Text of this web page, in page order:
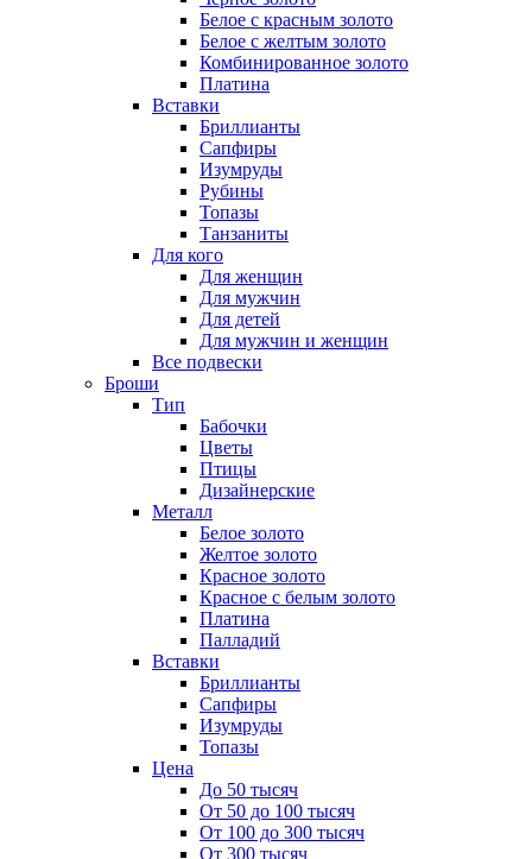
Белое с красным золото
Белое с желтым золото
Комбинированное золото
Платина
Вставки
Бриллианты
Сапфиры
Изумруды
Рубины
Топазы
Танзаниты
Для кого
Для женщин
Для мужчин
Для детей
Для мужчин и женщин
Все подвески
Броши
Тип
Бабочки
Цветы
Птицы
Дизайнерские
Металл
Белое золото
Желтое золото
Красное золото
Красное с белым золото
Платина
Палладий
Вставки
Бриллианты
Сапфиры
Изумруды
Топазы
Цена
До 50 тысяч
От 50 до 100 тысяч
От 100 до 300 тысяч
От 300 тысяч